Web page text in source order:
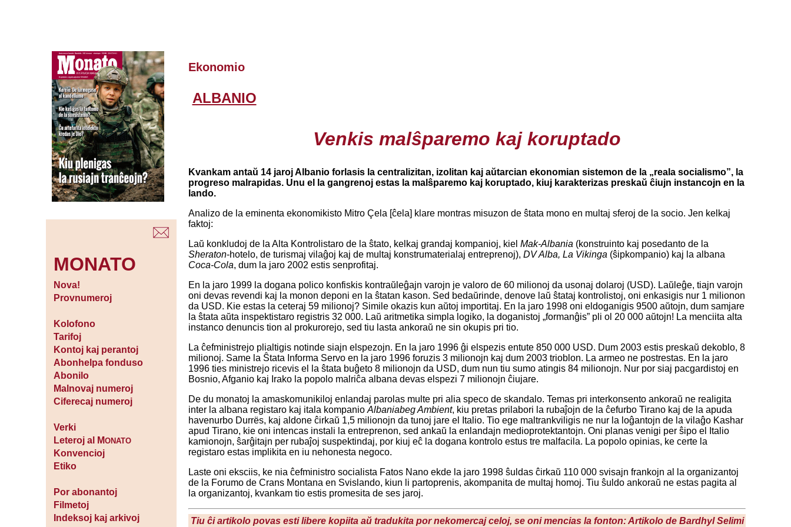
MONATO
Nova!
Provnumeroj
Kolofono
Tarifoj
Kontoj kaj perantoj
Abonhelpa fonduso
Abonilo
Malnovaj numeroj
Ciferecaj numeroj
Verki
Leteroj al MONATO
Konvencioj
Etiko
Por abonantoj
Filmetoj
Indeksoj kaj arkivoj
Ekonomio
ALBANIO
Venkis malŝparemo kaj koruptado
Kvankam antaŭ 14 jaroj Albanio forlasis la centralizitan, izolitan kaj aŭtarcian ekonomian sistemon de la „reala socialismo”, la
progreso malrapidas. Unu el la gangrenoj estas la malŝparemo kaj koruptado, kiuj karakterizas preskaŭ ĉiujn instancojn en la
lando.
Analizo de la eminenta ekonomikisto Mitro Çela [ĉela] klare montras misuzon de ŝtata mono en multaj sferoj de la socio. Jen kelkaj
faktoj:
Laŭ konkludoj de la Alta Kontrolistaro de la ŝtato, kelkaj grandaj kompanioj, kiel Mak-Albania (konstruinto kaj posedanto de la
Sheraton-hotelo, de turismaj vilaĝoj kaj de multaj konstrumaterialaj entreprenoj), DV Alba, La Vikinga (ŝipkompanio) kaj la albana
Coca-Cola, dum la jaro 2002 estis senprofitaj.
En la jaro 1999 la dogana polico konfiskis kontraŭleĝajn varojn je valoro de 60 milionoj da usonaj dolaroj (USD). Laŭleĝe, tiajn varojn
oni devas revendi kaj la monon deponi en la ŝtatan kason. Sed bedaŭrinde, denove laŭ ŝtataj kontrolistoj, oni enkasigis nur 1 milionon
da USD. Kie estas la ceteraj 59 milionoj? Simile okazis kun aŭtoj importitaj. En la jaro 1998 oni eldoganigis 9500 aŭtojn, dum samjare
la ŝtata aŭta inspektistaro registris 32 000. Laŭ aritmetika simpla logiko, la doganistoj „formanĝis” pli ol 20 000 aŭtojn! La menciita alta
instanco denuncis tion al prokurorejo, sed tiu lasta ankoraŭ ne sin okupis pri tio.
La ĉefministrejo plialtigis notinde siajn elspezojn. En la jaro 1996 ĝi elspezis entute 850 000 USD. Dum 2003 estis preskaŭ dekoblo, 8
milionoj. Same la Ŝtata Informa Servo en la jaro 1996 foruzis 3 milionojn kaj dum 2003 trioblon. La armeo ne postrestas. En la jaro
1996 ties ministrejo ricevis el la ŝtata buĝeto 8 milionojn da USD, dum nun tiu sumo atingis 84 milionojn. Nur por siaj pacgardistoj en
Bosnio, Afganio kaj Irako la popolo malriĉa albana devas elspezi 7 milionojn ĉiujare.
De du monatoj la amaskomunikiloj enlandaj parolas multe pri alia speco de skandalo. Temas pri interkonsento ankoraŭ ne realigita
inter la albana registaro kaj itala kompanio Albaniabeg Ambient, kiu pretas prilabori la rubaĵojn de la ĉefurbo Tirano kaj de la apuda
havenurbo Durrës, kaj aldone ĉirkaŭ 1,5 milionojn da tunoj jare el Italio. Tio ege maltrankviligis ne nur la loĝantojn de la vilaĝo Kashar
apud Tirano, kie oni intencas instali la entreprenon, sed ankaŭ la enlandajn medioprotektantojn. Oni planas venigi per ŝipo el Italio
kamionojn, ŝarĝitajn per rubaĵoj suspektindaj, por kiuj eĉ la dogana kontrolo estus tre malfacila. La popolo opinias, ke certe la
registaro estas implikita en iu nehonesta negoco.
Laste oni eksciis, ke nia ĉefministro socialista Fatos Nano ekde la jaro 1998 ŝuldas ĉirkaŭ 110 000 svisajn frankojn al la organizantoj
de la Forumo de Crans Montana en Svislando, kiun li partoprenis, akompanita de multaj homoj. Tiu ŝuldo ankoraŭ ne estas pagita al
la organizantoj, kvankam tio estis promesita de ses jaroj.
Tiu ĉi artikolo povas esti libere kopiita aŭ tradukita por nekomercaj celoj, se oni mencias la fonton: Artikolo de Bardhyl Selimi